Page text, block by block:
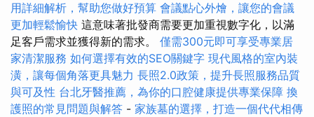
用詳細解析，幫助您做好預算 會議點心外燴，讓您的會議
更加輕鬆愉快 這意味著批發商需要更加重視數字化，以滿
足客戶需求並獲得新的需求。 僅需300元即可享受專業居
家清潔服務 如何選擇有效的SEO關鍵字 現代風格的室內裝
潢，讓每個角落更具魅力 長照2.0政策，提升長照服務品質
與可及性 台北牙醫推薦，為你的口腔健康提供專業保障 換
護照的常見問題與解答 - 家族墓的選擇，打造一個代代相傳